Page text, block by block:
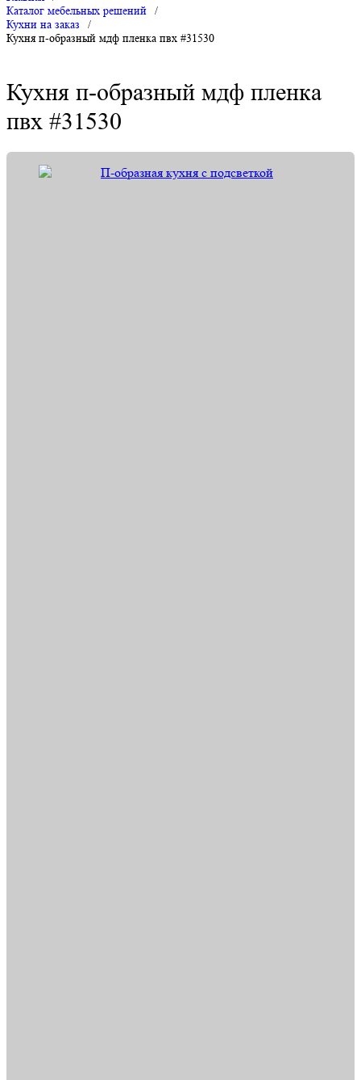
Каталог мебельных решений
/
Кухни на заказ
/
Кухня п-образный мдф пленка пвх #31530
Кухня п-образный мдф пленка
пвх #31530